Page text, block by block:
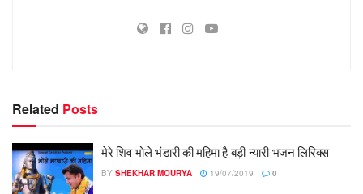
Related Posts
मेरे शिव भोले भंडारी की महिमा है बड़ी न्यारी भजन लिरिक्स
BY SHEKHAR MOURYA 19/07/2019 0